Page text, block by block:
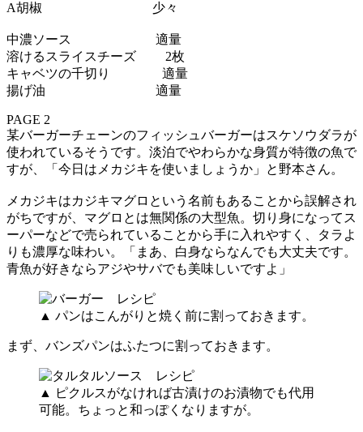
A胡椒 少々
中濃ソース 適量
溶けるスライスチーズ 2枚
キャベツの千切り 適量
揚げ油 適量
PAGE 2
某バーガーチェーンのフィッシュバーガーはスケソウダラが
使われているそうです。淡泊でやわらかな身質が特徴の魚で
すが、「今日はメカジキを使いましょうか」と野本さん。
メカジキはカジキマグロという名前もあることから誤解され
がちですが、マグロとは無関係の大型魚。切り身になってス
ーパーなどで売られていることから手に入れやすく、タラよ
りも濃厚な味わい。「まあ、白身ならなんでも大丈夫です。
青魚が好きならアジやサバでも美味しいですよ」
▲ パンはこんがりと焼く前に割っておきます。
まず、バンズパンはふたつに割っておきます。
▲ ピクルスがなければ古漬けのお漬物でも代用
可能。ちょっと和っぽくなりますが。